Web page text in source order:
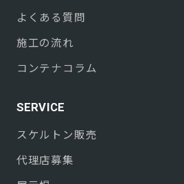
よくある質問
施工の流れ
コンテナコラム
SERVICE
スケルトン販売
代理店募集